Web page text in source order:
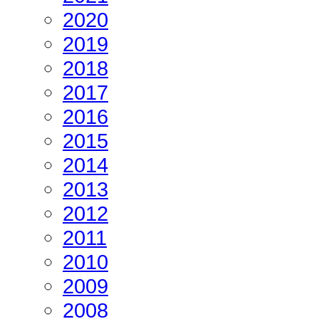
2020
2019
2018
2017
2016
2015
2014
2013
2012
2011
2010
2009
2008